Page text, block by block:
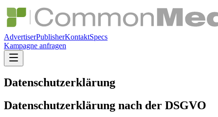
AdvertiserPublisherKontaktSpecs
Kampagne anfragen
Datenschutzerklärung
Datenschutzerklärung nach der DSGVO